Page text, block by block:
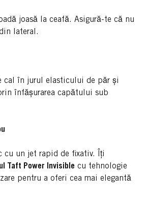
joasă la ceafă. Asigură-te că nu
lateral.
cal în jurul elasticului de păr și
înfășurarea capătului sub
cu un jet rapid de fixativ. Îți
Taft Power Invisible cu tehnologie
pentru a oferi cea mai elegantă